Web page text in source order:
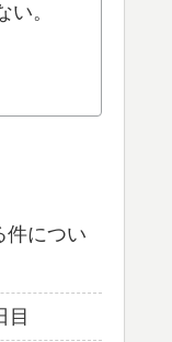
。
につい
目